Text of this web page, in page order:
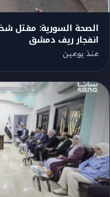
انفجار ريف دمشق
منذ يومين